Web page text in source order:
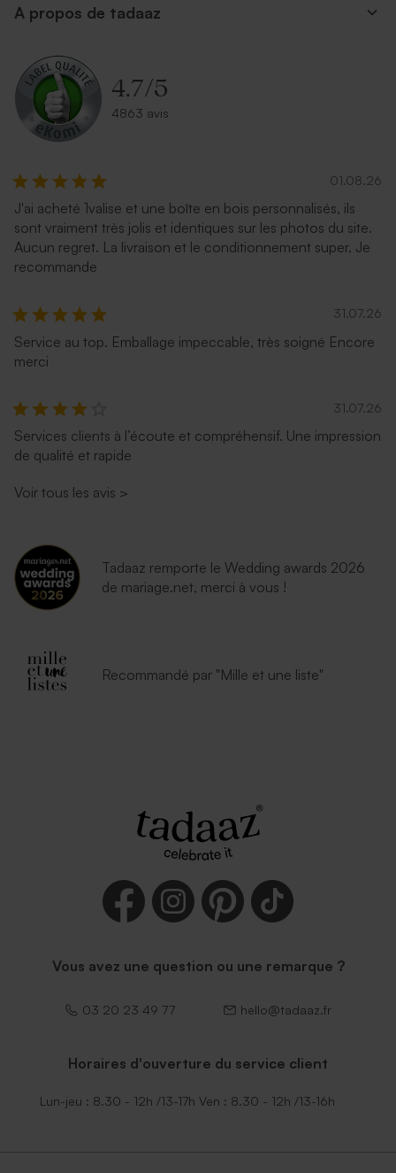
A propos de tadaaz
4.7/5
4863 avis
01.08.26
J'ai acheté 1valise et une boîte en bois personnalisés, ils
sont vraiment très jolis et identiques sur les photos du site.
Aucun regret. La livraison et le conditionnement super. Je
recommande
31.07.26
Service au top. Emballage impeccable, très soigné Encore
merci
31.07.26
Services clients à l’écoute et compréhensif. Une impression
de qualité et rapide
Voir tous les avis >
Tadaaz remporte le Wedding awards 2026
de mariage.net, merci à vous !
Recommandé par "Mille et une liste"
Vous avez une question ou une remarque ?
03 20 23 49 77 hello@tadaaz.fr
Horaires d'ouverture du service client
Lun-jeu : 8.30 - 12h /13-17h Ven : 8.30 - 12h /13-16h